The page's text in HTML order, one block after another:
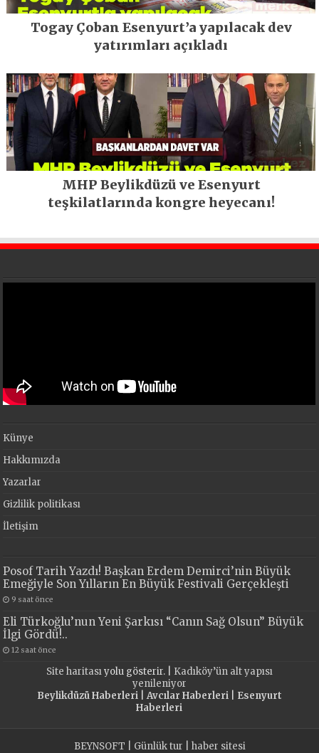
Togay Çoban Esenyurt’a yapılacak dev
yatırımları açıkladı
MHP Beylikdüzü ve Esenyurt
teşkilatlarında kongre heyecanı!
Künye
Hakkımızda
Yazarlar
Gizlilik politikası
İletişim
Posof Tarih Yazdı! Başkan Erdem Demirci’nin Büyük
Emeğiyle Son Yılların En Büyük Festivali Gerçekleşti
9 saat önce
Eli Türkoğlu’nun Yeni Şarkısı “Canın Sağ Olsun” Büyük
İlgi Gördü!..
12 saat önce
Site haritasıyolu gösterir. | Kadıköy’ün alt yapısı
yenileniyor
Beylikdüzü Haberleri| Avcılar Haberleri| Esenyurt
Haberleri
BEYNSOFT Günlük tur haber sitesi